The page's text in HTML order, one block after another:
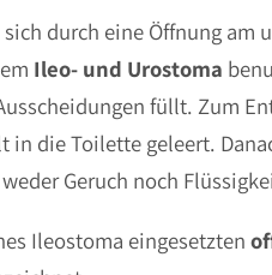
sich durch eine Öffnung am
Ileo- und Urostoma
füllt. Zum
in die Toilette geleert.
Geruch noch
Ileostoma eingesetzten